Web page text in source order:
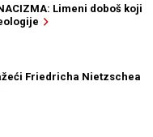
Limeni doboš koji
Friedricha Nietzschea